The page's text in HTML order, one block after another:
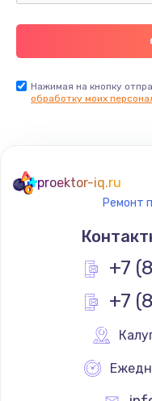
Нажимая на кнопку
обработку моих
proektor-iq.ru
Ремонт
+7
+7